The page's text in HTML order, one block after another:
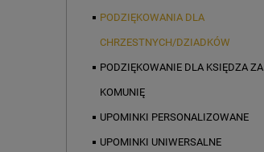
PODZIĘKOWANIA DLA
CHRZESTNYCH/DZIADKÓW
PODZIĘKOWANIE DLA KSIĘDZA ZA
KOMUNIĘ
UPOMINKI PERSONALIZOWANE
UPOMINKI UNIWERSALNE